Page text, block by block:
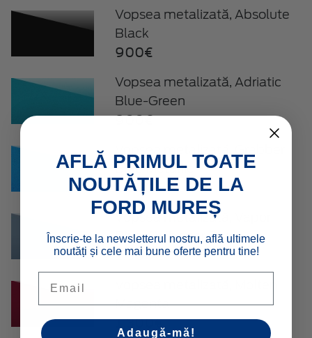
Vopsea metalizată, Absolute
Black
900€
Vopsea metalizată, Adriatic
Blue-Green
900€
Blue Metallic
1.300€
Vopsea metalizată, Vapor
Blue / Whisper Blue
1.300€
Magenta
1.300€
AFLĂ PRIMUL TOATE
NOUTĂȚILE DE LA
FORD MUREȘ
Înscrie-te la newsletterul nostru, află ultimele
noutăți și cele mai bune oferte pentru tine!
Adaugă-mă!